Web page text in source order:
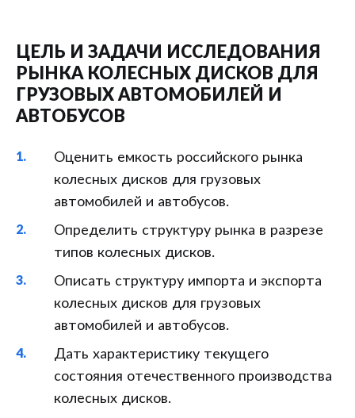
ЦЕЛЬ И ЗАДАЧИ ИССЛЕДОВАНИЯ
РЫНКА КОЛЕСНЫХ ДИСКОВ ДЛЯ
ГРУЗОВЫХ АВТОМОБИЛЕЙ И
АВТОБУСОВ
Оценить емкость российского рынка
колесных дисков для грузовых
автомобилей и автобусов.
Определить структуру рынка в разрезе
типов колесных дисков.
Описать структуру импорта и экспорта
колесных дисков для грузовых
автомобилей и автобусов.
Дать характеристику текущего
состояния отечественного производства
колесных дисков.